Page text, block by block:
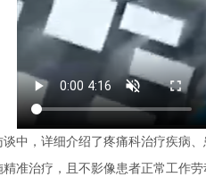
中，详细介绍了疼痛科治疗疾病
准治疗，且不影像患者正常工作